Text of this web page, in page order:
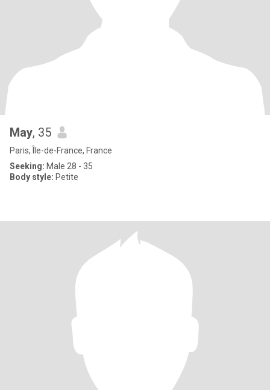
May, 35
Paris, Île-de-France, France
Seeking: Male 28 - 35
Body style: Petite